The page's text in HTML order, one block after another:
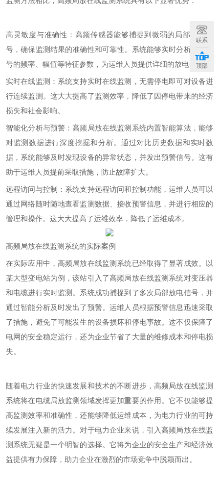
高灵敏度与准确性：高频传感器能够捕捉到微弱的局部放电信
号，确保监测结果的准确性和可靠性。系统能够实时分析放电信
号的频率、幅值等特征参数，为运维人员提供详细的放电信息。
实时在线监测：系统支持实时在线监测，无需停电即可对设备进
行连续监测。这大大提高了监测效率，降低了因停电带来的经济
损失和社会影响。
智能化分析与预警：高频局放在线监测系统内置智能算法，能够
对监测数据进行深度挖掘和分析。通过对比历史数据和实时数
据，系统能够及时发现设备的异常状态，并发出预警信号。这有
助于运维人员提前采取措施，防止故障扩大。
远程访问与控制：系统支持远程访问和控制功能，运维人员可以
通过网络随时随地查看监测数据、接收预警信息，并进行相应的
管理和操作。这大大提高了运维效率，降低了运维成本。
高频局放在线监测系统的实际案例
在实际应用中，高频局放在线监测系统已经取得了显著成效。以
某大型变电站为例，该站引入了高频局放在线监测系统对变压器
和电缆进行实时监测。系统成功捕捉到了多次局部放电信号，并
通过智能分析及时发出了预警。运维人员根据预警信息迅速采取
了措施，避免了可能发生的设备损坏和停电事故。这不仅保障了
电网的安全稳定运行，还为企业节省了大量的维修成本和停电损
失。
随着电力行业的快速发展和技术的不断进步，高频局放在线监测
系统将在电缆局放监测领域发挥更加重要的作用。它不仅能够提
高监测效率和准确性，还能够降低运维成本，为电力行业的可持
续发展注入新的活力。对于电力企业来说，引入高频局放在线监
测系统无疑是一个明智的选择。它将为企业的安全生产和经济效
益提供有力保障，助力企业在激烈的市场竞争中脱颖而出。
联系
顶部